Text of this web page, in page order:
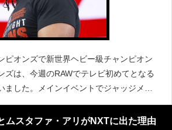
ピオンズで新世界ヘビー級チャンピオン
ズは、今週のRAWでテレビ初めてとなる
ました。メインイベントでジャッジメン
プリーストと対戦し、勝利してタイトル
。『Better Wrestling
ムスタファ・アリがNXTに出た理由